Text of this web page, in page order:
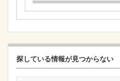
探している情報が見つからない